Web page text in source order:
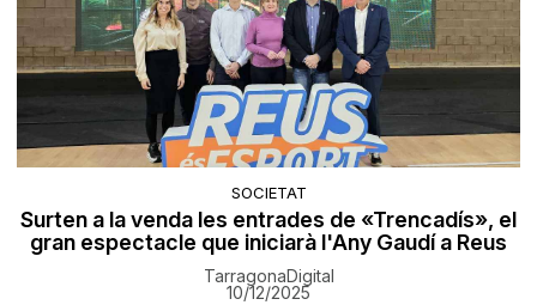
SOCIETAT
Surten a la venda les entrades de «Trencadís», el
gran espectacle que iniciarà l'Any Gaudí a Reus
TarragonaDigital
10/12/2025